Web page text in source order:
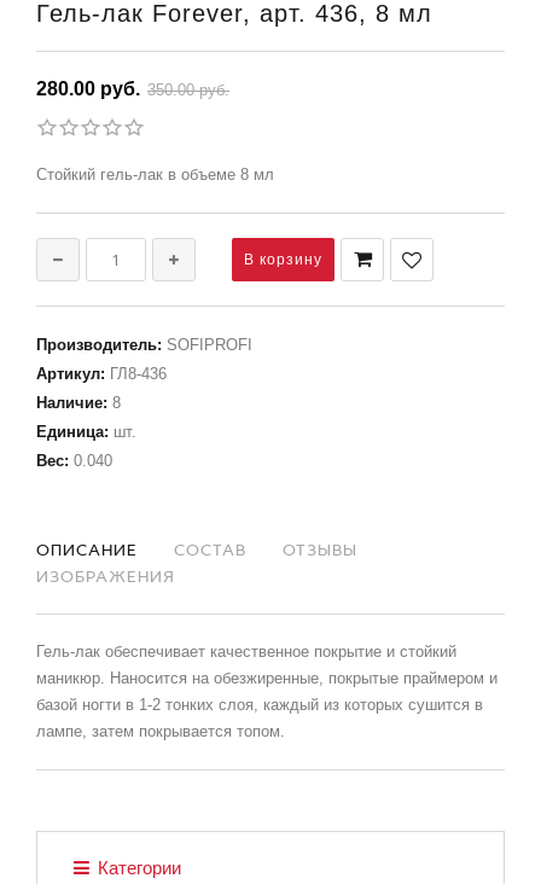
Гель-лак Forever, арт. 436, 8 мл
280.00 руб. 350.00 руб.
Стойкий гель-лак в объеме 8 мл
Производитель: SOFIPROFI
Артикул: ГЛ8-436
Наличие: 8
Единица: шт.
Вес: 0.040
ОПИСАНИЕ СОСТАВ
ОТЗЫВЫ
ИЗОБРАЖЕНИЯ
Гель-лак обеспечивает качественное покрытие и стойкий
маникюр. Наносится на обезжиренные, покрытые праймером и
базой ногти в 1-2 тонких слоя, каждый из которых сушится в
лампе, затем покрывается топом.
Категории